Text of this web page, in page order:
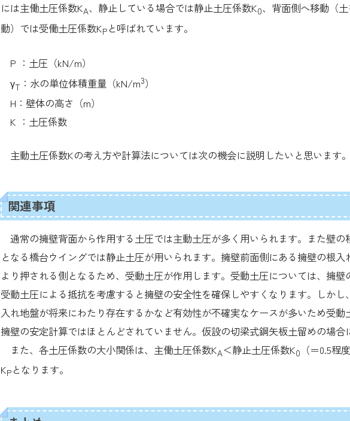
には主働土圧係数KA、静止している場合では静止土圧係数K0、背面側へ移動（
動）では受働土圧係数KP と呼ばれています。
P ：土圧（kN/m）
γT ：水の単位体積重量（kN/m3）
H：壁体の高さ（m）
K ：土圧係数
主動土圧係数Kの考え方や計算法については次の機会に説明したいと思います。
関連事項
通常の擁壁背面から作用する土圧では主動土圧が多く用いられます。また壁の
となる橋台ウイングでは静止土圧が用いられます。擁壁前面側にある擁壁の根入
より押される側となるため、受動土圧が作用します。受動土圧については、擁壁
受動土圧による抵抗を考慮すると擁壁の安全性を確保しやすくなります。しかし
入れ地盤が将来にわたり存在するかなど有効性が不確実なケースが多いため受動
擁壁の安定計算ではほとんどされていません。仮設の切梁式鋼矢板土留めの場合
また、各土圧係数の大小関係は、主働土圧係数KA＜静止土圧係数K0 （＝0.5程
KP となります。